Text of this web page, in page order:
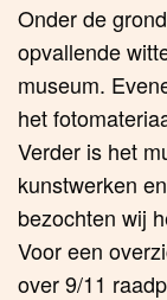
Onder de
opvallende
museum.
het
Verder is het
kunstwerken
bezochten wij
Voor een
over 9/11